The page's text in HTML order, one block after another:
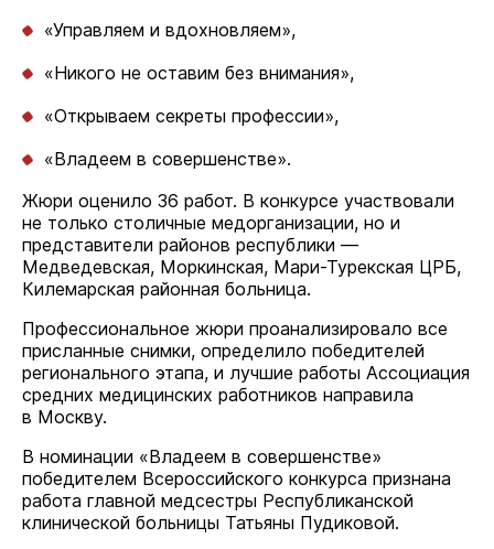
«Управляем и вдохновляем»,
«Никого не оставим без внимания»,
«Открываем секреты профессии»,
«Владеем в совершенстве».
Жюри оценило 36 работ. В конкурсе участвовали
не только столичные медорганизации, но и
представители районов республики —
Медведевская, Моркинская, Мари-Турекская ЦРБ,
Килемарская районная больница.
Профессиональное жюри проанализировало все
присланные снимки, определило победителей
регионального этапа, и лучшие работы Ассоциация
средних медицинских работников направила
в Москву.
В номинации «Владеем в совершенстве»
победителем Всероссийского конкурса признана
работа главной медсестры Республиканской
клинической больницы Татьяны Пудиковой.